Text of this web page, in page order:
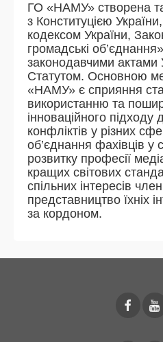
ГО «НАМУ» створена та
з Конституцією
кодексом України,
громадські
законодавчими актами
Статутом. Основною
«НАМУ» є сприяння
використанню та
інноваційного підходу
конфліктів у різних
об’єднання фахівців у
розвитку професії
кращих світових
спільних інтересів
представництво їхніх
за кордоном.